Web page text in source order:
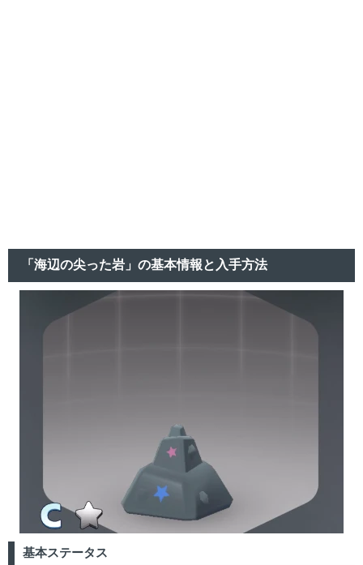
「海辺の尖った岩」の基本情報と入手方法
基本ステータス